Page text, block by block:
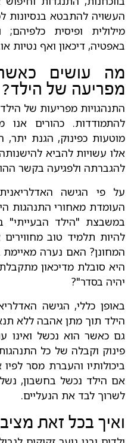
העשויה להתבטא בנסיונות
מילולית ופיסית כלפיהם;
באפטיה, דיכאון ואף נטיות
מה עושים
מפריעה של הילד?
התנהגויות מפריעות של
להתמודדות. כהורים אנו
מוטעות כפינוק, הגנת יתר,
אלו עשויות להביא
להגברתה ולפגיעה בקשר
על פי הגישה
העומדת מאחורי התנהגות
במשבצת "הילד
להיות תלמיד טוב
המחונן? האם נערה
היא סובלת מדיכאון
יהיה בסדר"?
באופן כללי, הגישה
הילד תוך מתן אהבה ללא
גם כאשר הוא נכשל ואינו
פינוק וקבלה של כל
ביכולותיו והעברת מסר
אם הילד נכשל בחשבון,
לשרוך לבד את הנעליים.
ואיך בכל זאת